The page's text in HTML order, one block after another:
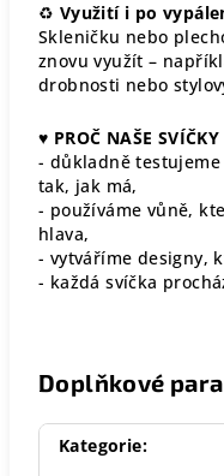
♻ Využití i po
Skleničku nebo
znovu využít –
drobnosti nebo
♥ PROČ NAŠE SVÍČKY
- důkladně
tak, jak má,
- používáme vůně,
hlava,
- vytváříme designy,
- každá svíčka
Doplňkové
Kategorie: